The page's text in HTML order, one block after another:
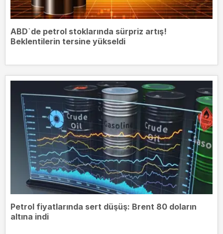
ABD`de petrol stoklarında sürpriz artış!
Beklentilerin tersine yükseldi
Petrol fiyatlarında sert düşüş: Brent 80 doların
altına indi